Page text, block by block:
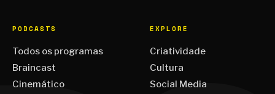
PODCASTS
Todos os programas
Braincast
Cinemático
EXPLORE
Criatividade
Cultura
Social Media